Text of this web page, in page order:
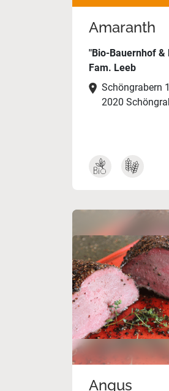
Amaranth
"Bio-Bauernhof &
Fam. Leeb
Schöngrabern
2020
Angus